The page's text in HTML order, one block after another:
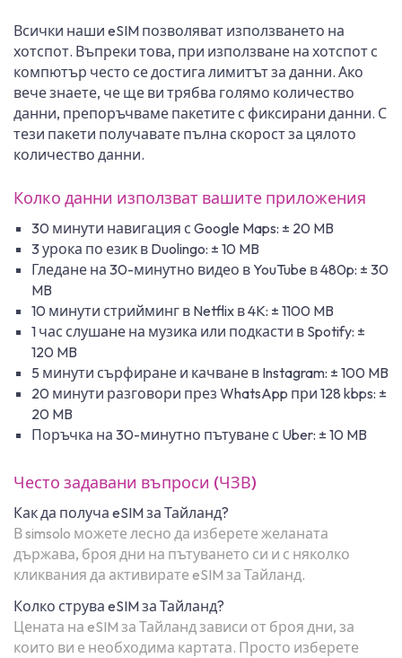
Всички наши eSIM позволяват използването на
хотспот. Въпреки това, при използване на хотспот с
компютър често се достига лимитът за данни. Ако
вече знаете, че ще ви трябва голямо количество
данни, препоръчваме пакетите с фиксирани данни. С
тези пакети получавате пълна скорост за цялото
количество данни.
Колко данни използват вашите приложения
30 минути навигация с Google Maps: ± 20 MB
3 урока по език в Duolingo: ± 10 MB
Гледане на 30-минутно видео в YouTube в 480p: ± 30
MB
10 минути стрийминг в Netflix в 4K: ± 1100 MB
1 час слушане на музика или подкасти в Spotify: ±
120 MB
5 минути сърфиране и качване в Instagram: ± 100 MB
20 минути разговори през WhatsApp при 128 kbps: ±
20 MB
Поръчка на 30-минутно пътуване с Uber: ± 10 MB
Често задавани въпроси (ЧЗВ)
Как да получа eSIM за Тайланд?
В simsolo можете лесно да изберете желаната
държава, броя дни на пътуването си и с няколко
кликвания да активирате eSIM за Тайланд.
Колко струва eSIM за Тайланд?
Цената на eSIM за Тайланд зависи от броя дни, за
които ви е необходима картата. Просто изберете